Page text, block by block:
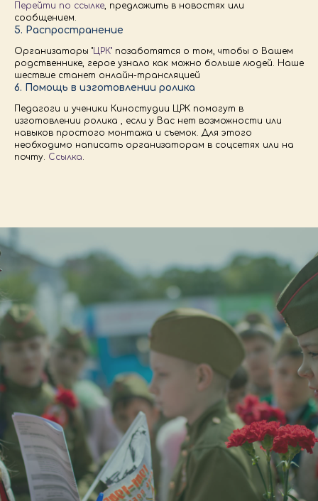
Перейти по ссылке, предложить в новостях или
сообщением.
5. Распространение
Организаторы "ЦРК" позаботятся о том, чтобы о Вашем
родственнике, герое узнало как можно больше людей. Наше
шествие станет онлайн-трансляцией
6. Помощь в изготовлении ролика
Педагоги и ученики Киностудии ЦРК помогут в
изготовлении ролика , если у Вас нет возможности или
навыков простого монтажа и съемок. Для этого
необходимо написать организаторам в соцсетях или на
почту. Ссылка.